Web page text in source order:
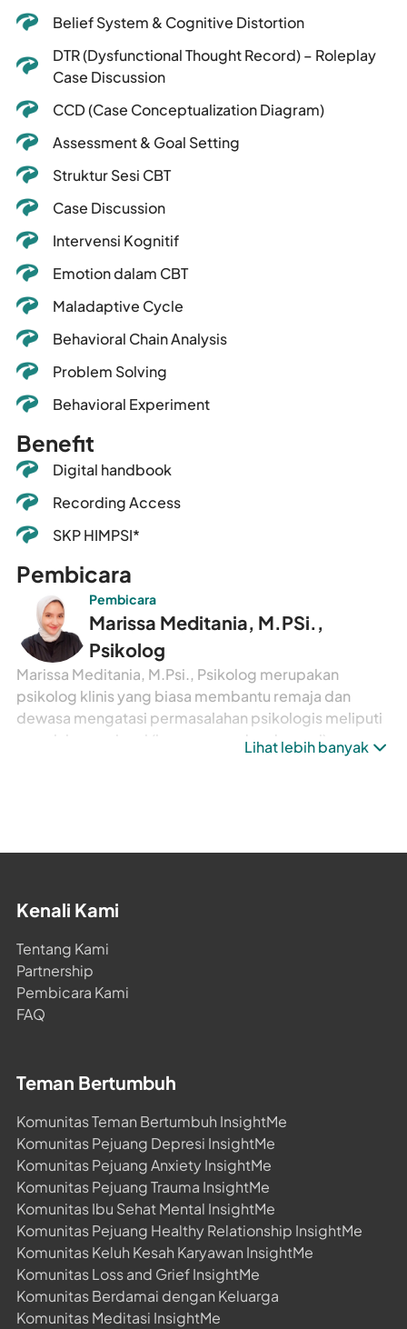
Belief System & Cognitive Distortion
DTR (Dysfunctional Thought Record) – Roleplay
Case Discussion
CCD (Case Conceptualization Diagram)
Assessment & Goal Setting
Struktur Sesi CBT
Case Discussion
Intervensi Kognitif
Emotion dalam CBT
Maladaptive Cycle
Behavioral Chain Analysis
Problem Solving
Behavioral Experiment
Benefit
Digital handbook
Recording Access
SKP HIMPSI*
Pembicara
Pembicara
Marissa Meditania, M.PSi.,
Psikolog
Marissa Meditania, M.Psi., Psikolog merupakan
psikolog klinis yang biasa membantu remaja dan
dewasa mengatasi permasalahan psikologis meliputi
masalah emosional (kecemasan dan depresi),
hubungan relasi (teman, keluarga, dan pasangan),
adalah Cognitive Behavioural Therapy (CBT), Rational-
Marissa juga sering memberikan psikoedukasi melalui
development dan parenting.
Lihat lebih banyak
Kenali Kami
Tentang Kami
Partnership
Pembicara Kami
FAQ
Teman Bertumbuh
Komunitas Teman Bertumbuh InsightMe
Komunitas Pejuang Depresi InsightMe
Komunitas Pejuang Anxiety InsightMe
Komunitas Pejuang Trauma InsightMe
Komunitas Ibu Sehat Mental InsightMe
Komunitas Pejuang Healthy Relationship InsightMe
Komunitas Keluh Kesah Karyawan InsightMe
Komunitas Loss and Grief InsightMe
Komunitas Berdamai dengan Keluarga
Komunitas Meditasi InsightMe